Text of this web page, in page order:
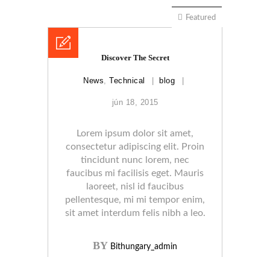
Featured
Discover The Secret
News, Technical blog
jún 18, 2015
Lorem ipsum dolor sit amet,
consectetur adipiscing elit. Proin
tincidunt nunc lorem, nec
faucibus mi facilisis eget. Mauris
laoreet, nisl id faucibus
pellentesque, mi mi tempor enim,
sit amet interdum felis nibh a leo.
BY Bithungary_admin